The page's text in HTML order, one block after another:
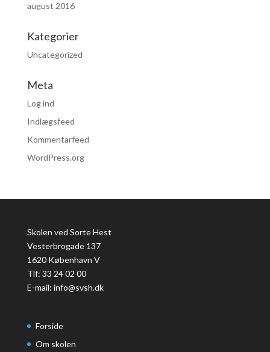
august 2016
Kategorier
Uncategorized
Meta
Log ind
Indlægsfeed
Kommentarfeed
WordPress.org
Skolen ved Sorte Hest
Vesterbrogade 137
1620 København V
Tlf: 33 24 02 00
E-mail: info@svsh.dk
Forside
Om skolen